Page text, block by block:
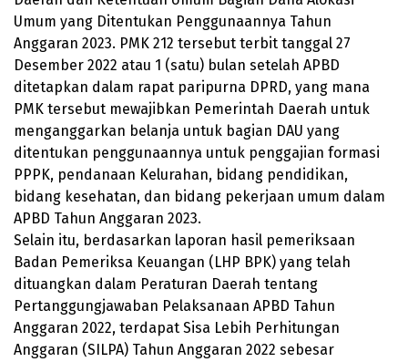
Umum yang Ditentukan Penggunaannya Tahun
Anggaran 2023. PMK 212 tersebut terbit tanggal 27
Desember 2022 atau 1 (satu) bulan setelah APBD
ditetapkan dalam rapat paripurna DPRD, yang mana
PMK tersebut mewajibkan Pemerintah Daerah untuk
menganggarkan belanja untuk bagian DAU yang
ditentukan penggunaannya untuk penggajian formasi
PPPK, pendanaan Kelurahan, bidang pendidikan,
bidang kesehatan, dan bidang pekerjaan umum dalam
APBD Tahun Anggaran 2023.
Selain itu, berdasarkan laporan hasil pemeriksaan
Badan Pemeriksa Keuangan (LHP BPK) yang telah
dituangkan dalam Peraturan Daerah tentang
Pertanggungjawaban Pelaksanaan APBD Tahun
Anggaran 2022, terdapat Sisa Lebih Perhitungan
Anggaran (SILPA) Tahun Anggaran 2022 sebesar